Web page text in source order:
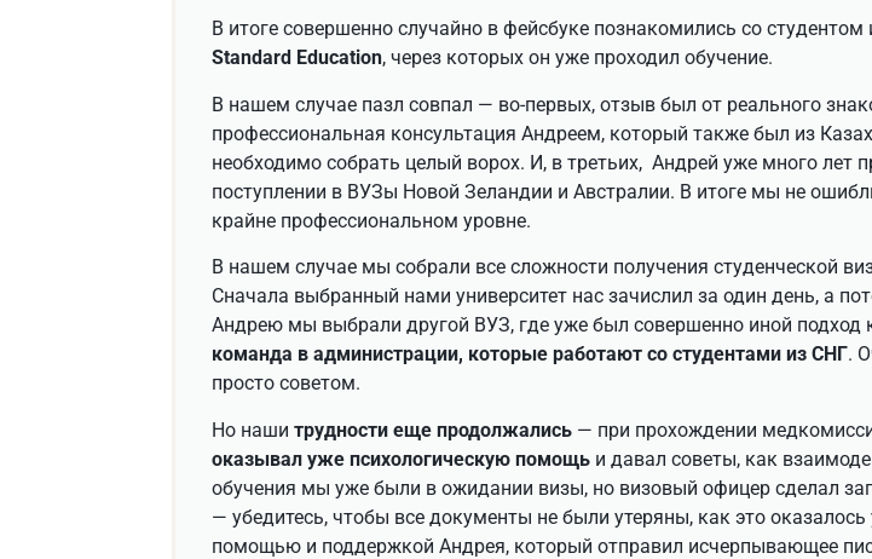
В итоге совершенно случайно в фейсбуке познакомились со
Standard Education, через которых он уже проходил обучение.
В нашем случае пазл совпал — во-первых, отзыв был от реального
профессиональная консультация Андреем, который также был из
необходимо собрать целый ворох. И, в третьих, Андрей уже много лет
поступлении в ВУЗы Новой Зеландии и Австралии. В итоге мы не
крайне профессиональном уровне.
В нашем случае мы собрали все сложности получения студенческой
Сначала выбранный нами университет нас зачислил за один день, а
Андрею мы выбрали другой ВУЗ, где уже был совершенно иной подход
команда в администрации, которые работают со студентами из СНГ.
просто советом.
Но нашитрудности еще продолжались — при прохождении
оказывал уже психологическую помощь и давал советы, как
обучения мы уже были в ожидании визы, но визовый офицер сделал
— убедитесь, чтобы все документы не были утеряны, как это
помощью и поддержкой Андрея, который отправил исчерпывающее